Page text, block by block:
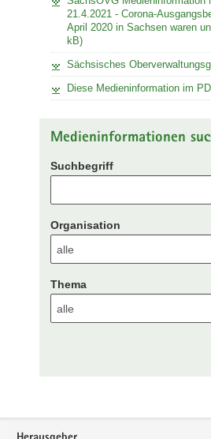
21.4.2021 - Corona-
April 2020 in Sachsen waren
kB)
Sächsisches
Diese Medieninformation im
Medieninformationen
Suchbegriff
Organisation
Thema
Footer-